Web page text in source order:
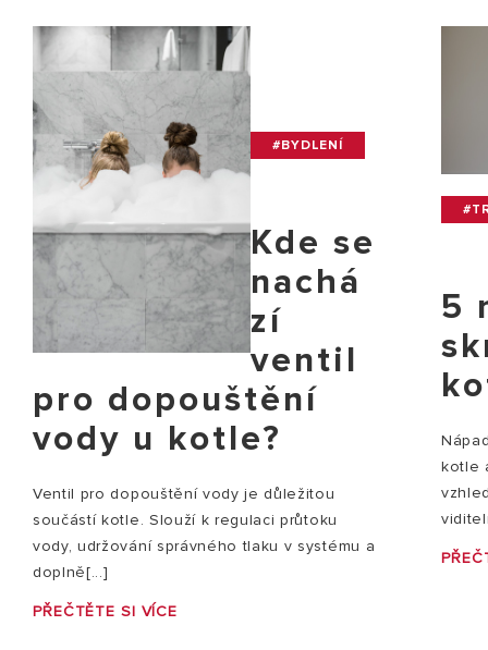
#BYDLENÍ
Kde se
nachá
zí
ventil
pro dopouštění
vody u kotle?
Ventil pro dopouštění vody je důležitou
součástí kotle. Slouží k regulaci průtoku
vody, udržování správného tlaku v systému a
doplně[...]
PŘEČTĚTE SI VÍCE
5
kotle